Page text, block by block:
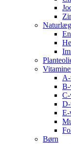
B-
E-
Børn